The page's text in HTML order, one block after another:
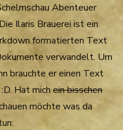
Abenteuer
Ilaris Brauerei ist ein
formatierten Text
verwandelt. Um
brauchte er einen Text
Hat mich ein bisschen
möchte was da